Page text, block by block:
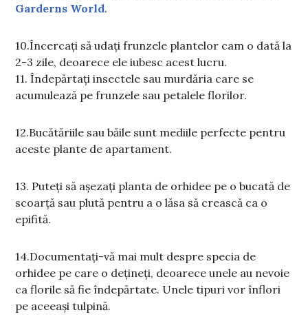
Garderns World.
10.Încercați să udați frunzele plantelor cam o dată la
2-3 zile, deoarece ele iubesc acest lucru.
11. Îndepărtați insectele sau murdăria care se
acumulează pe frunzele sau petalele florilor.
12.Bucătăriile sau băile sunt mediile perfecte pentru
aceste plante de apartament.
13. Puteți să așezați planta de orhidee pe o bucată de
scoarță sau plută pentru a o lăsa să crească ca o
epifită.
14.Documentați-vă mai mult despre specia de
orhidee pe care o dețineți, deoarece unele au nevoie
ca florile să fie îndepărtate. Unele tipuri vor înflori
pe aceeași tulpină.